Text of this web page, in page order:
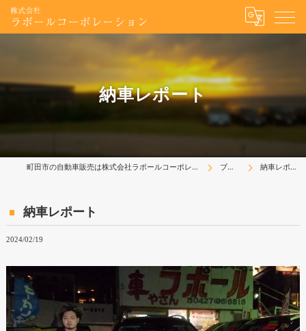
納車レポート
町田市の自動車販売は株式会社ラポールコーポレーション ブログ 納車レポート
納車レポート
2024/02/19